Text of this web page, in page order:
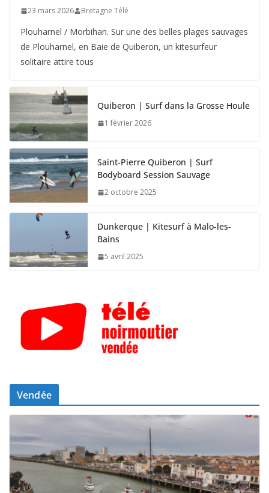
23 mars 2026 Bretagne Télé
Plouharnel / Morbihan. Sur une des belles plages sauvages
de Plouharnel, en Baie de Quiberon, un kitesurfeur
solitaire attire tous
Quiberon | Surf dans la Grosse Houle
1 février 2026
Saint-Pierre Quiberon | Surf
Bodyboard Session Sauvage
2 octobre 2025
Dunkerque | Kitesurf à Malo-les-
Bains
5 avril 2025
Vendée